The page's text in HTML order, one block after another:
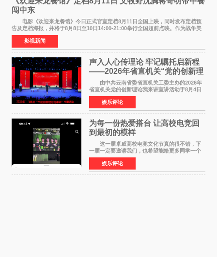
闯中东
电影《欢迎来龙餐馆》今日正式官宣定档8月11日全国上映，同时发布定档预
告及定档海报，并将于8月8日至10日14:00-21:00举行全国超前点映。作为战争美
食大片，影片讲述的是中国厨师徐福（沈腾
影视新闻
声入人心传理论 牢记嘱托启新程
——2026年省直机关“党的创新理
论我来讲”宣讲活动圆满落幕
由中共云南省委省直机关工委主办的2026年
省直机关党的创新理论我来讲宣讲活动于8月4日
至5日在昆明举办。活动以 "牢记嘱托 感恩奋进
开创云南发展新局面 "为主题，坚持以新时代中国
特色社会主义
娱乐评论
为每一份热爱搭台 让高校电竞回
到最初的模样
这一届卓威高校电竞文化节真的很不错，下
一届一定要邀请我们，也希望能给更多同学一个
来到现场的机会。 2026卓威高校电竞文化节
已经落下帷幕，在活动结束后，仍有不少高校电
竞社负责人和现
娱乐评论